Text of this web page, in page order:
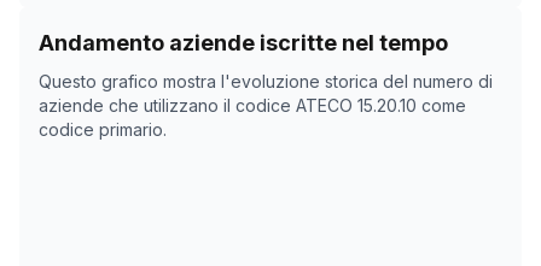
Andamento aziende iscritte nel tempo
Questo grafico mostra l'evoluzione storica del numero di
aziende che utilizzano il codice ATECO 15.20.10 come
codice primario.
Storico numero di aziende con codice ATECO
Data rilevazione
10/05/2025
0
22/10/2025